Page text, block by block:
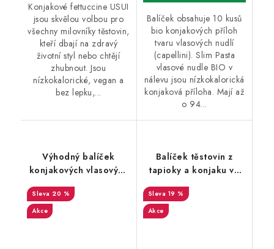
Konjakové fettuccine USUI
jsou skvělou volbou pro
všechny milovníky těstovin,
kteří dbají na zdravý
životní styl nebo chtějí
zhubnout. Jsou
nízkokalorické, vegan a
bez lepku,...
Balíček obsahuje 10 kusů
bio konjakových příloh
tvaru vlasových nudlí
(capellini). Slim Pasta
vlasové nudle BIO v
nálevu jsou nízkokalorická
konjaková příloha. Mají až
o 94...
Výhodný balíček
konjakových vlasových
nudlí capellini Slim
Pasta v nálevu 20+5
20 %
Akce
Balíček těstovin z
tapioky a konjaku ve
tvaru nudlí bez nálevu
8+2 zdarma
19 %
Akce